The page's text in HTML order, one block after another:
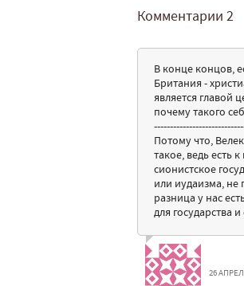
Комментарии 2
В конце концов,
Британия -
является главой
почему такого
Потому что,
такое, ведь есть
сионистское
или иудаизма, не
разница у нас
для государства
26